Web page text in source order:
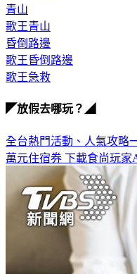
青山
歌王青山
昏倒路邊
歌王昏倒路邊
歌王急救
◤放假去哪玩？◢
全台熱門活動、人氣攻略
萬元住宿券 下載食尚玩家